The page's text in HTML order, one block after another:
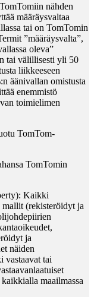
nähden
määräysvaltaa
tai on TomTomin
”määräysvalta”,
oleva”
tai välillisesti yli 50
liikkeeseen
äänivallan omistusta
enemmistö
toimielimen
TomTom-
TomTomin
: Kaikki
(rekisteröidyt ja
ja
näiden
vastaavat tai
maailmassa